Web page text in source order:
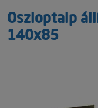
Oszloptalp
140x85